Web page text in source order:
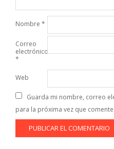
Nombre *
Correo
electrónico
*
Web
Guarda mi nombre, correo
para la próxima vez que comente.